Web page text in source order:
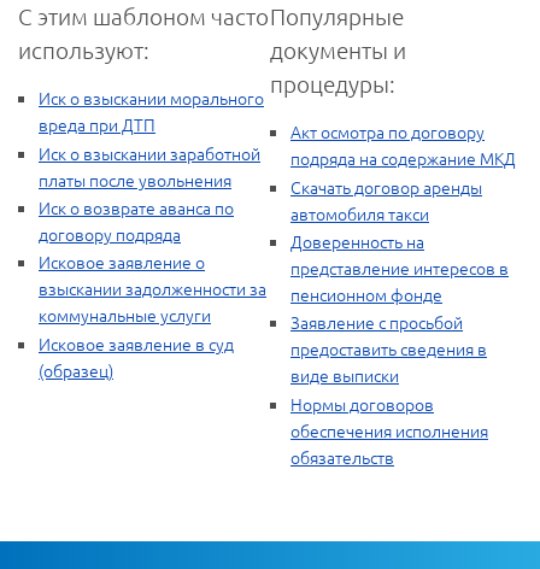
С этим шаблоном часто
используют:
Иск о взыскании морального
вреда при ДТП
Иск о взыскании заработной
платы после увольнения
Иск о возврате аванса по
договору подряда
Исковое заявление о
взыскании задолженности за
коммунальные услуги
Исковое заявление в суд
(образец)
Популярные
документы и
процедуры:
Акт осмотра по договору
подряда на содержание МКД
Скачать договор аренды
автомобиля такси
Доверенность на
представление интересов в
пенсионном фонде
Заявление с просьбой
предоставить сведения в
виде выписки
Нормы договоров
обеспечения исполнения
обязательств